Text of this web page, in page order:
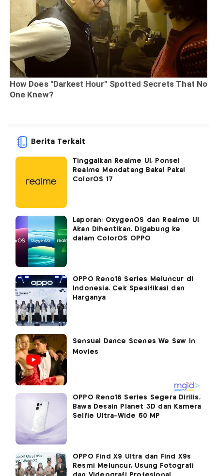
Berita Terkait
Tinggalkan Realme UI, Ponsel
Realme Mendatang Bakal Pakai
ColorOS 17
Laporan: OxygenOS dan Realme UI
Akan Dihentikan, Digabung ke
dalam ColorOS OPPO
OPPO Reno16 Series Meluncur di
Indonesia, Cek Spesifikasi dan
Harganya
OPPO Reno16 Series Segera Dirilis,
Bawa Desain Planet 3D dan Kamera
Selfie Ultra-Wide 50 MP
OPPO Find X9 Ultra dan Find X9s
Resmi Meluncur, Usung Fotografi